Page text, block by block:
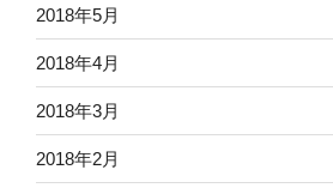
2018年5月
2018年4月
2018年3月
2018年2月